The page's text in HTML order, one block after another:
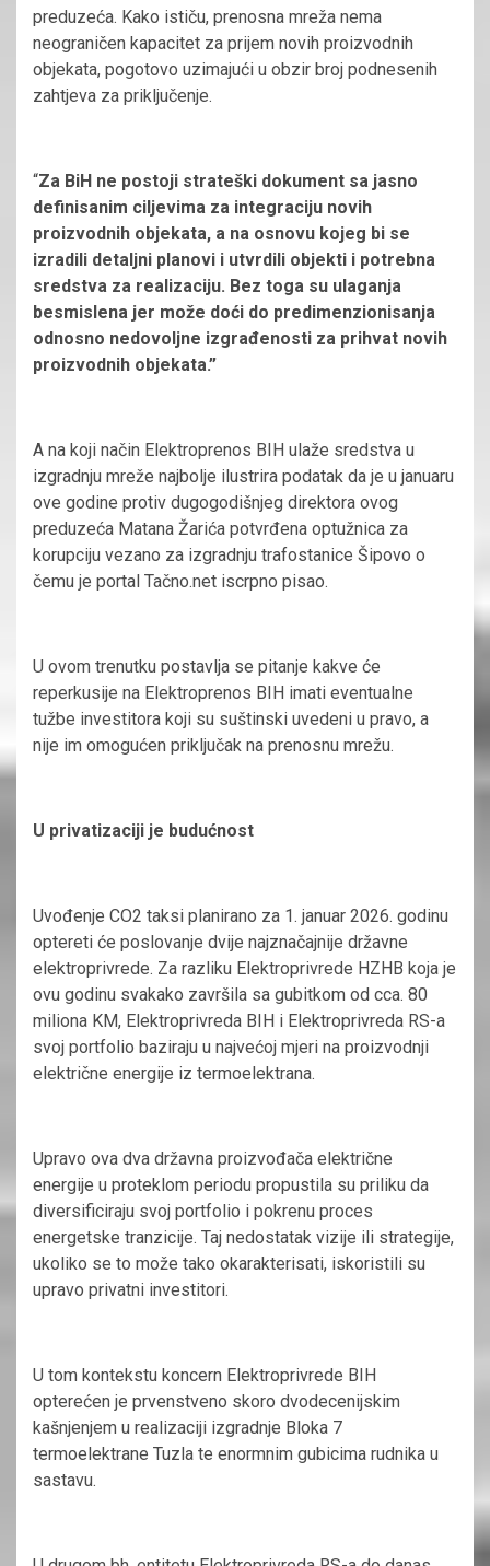
preduzeća. Kako ističu, prenosna mreža nema
neograničen kapacitet za prijem novih proizvodnih
objekata, pogotovo uzimajući u obzir broj podnesenih
zahtjeva za priključenje.
“Za BiH ne postoji strateški dokument sa jasno
definisanim ciljevima za integraciju novih
proizvodnih objekata, a na osnovu kojeg bi se
izradili detaljni planovi i utvrdili objekti i potrebna
sredstva za realizaciju. Bez toga su ulaganja
besmislena jer može doći do predimenzionisanja
odnosno nedovoljne izgrađenosti za prihvat novih
proizvodnih objekata.”
A na koji način Elektroprenos BIH ulaže sredstva u
izgradnju mreže najbolje ilustrira podatak da je u januaru
ove godine protiv dugogodišnjeg direktora ovog
preduzeća Matana Žarića potvrđena optužnica za
korupciju vezano za izgradnju trafostanice Šipovo o
čemu je portal Tačno.net iscrpno pisao.
U ovom trenutku postavlja se pitanje kakve će
reperkusije na Elektroprenos BIH imati eventualne
tužbe investitora koji su suštinski uvedeni u pravo, a
nije im omogućen priključak na prenosnu mrežu.
U privatizaciji je budućnost
Uvođenje CO2 taksi planirano za 1. januar 2026. godinu
optereti će poslovanje dvije najznačajnije državne
elektroprivrede. Za razliku Elektroprivrede HZHB koja je
ovu godinu svakako završila sa gubitkom od cca. 80
miliona KM, Elektroprivreda BIH i Elektroprivreda RS-a
svoj portfolio baziraju u najvećoj mjeri na proizvodnji
električne energije iz termoelektrana.
Upravo ova dva državna proizvođača električne
energije u proteklom periodu propustila su priliku da
diversificiraju svoj portfolio i pokrenu proces
energetske tranzicije. Taj nedostatak vizije ili strategije,
ukoliko se to može tako okarakterisati, iskoristili su
upravo privatni investitori.
U tom kontekstu koncern Elektroprivrede BIH
opterećen je prvenstveno skoro dvodecenijskim
kašnjenjem u realizaciji izgradnje Bloka 7
termoelektrane Tuzla te enormnim gubicima rudnika u
sastavu.